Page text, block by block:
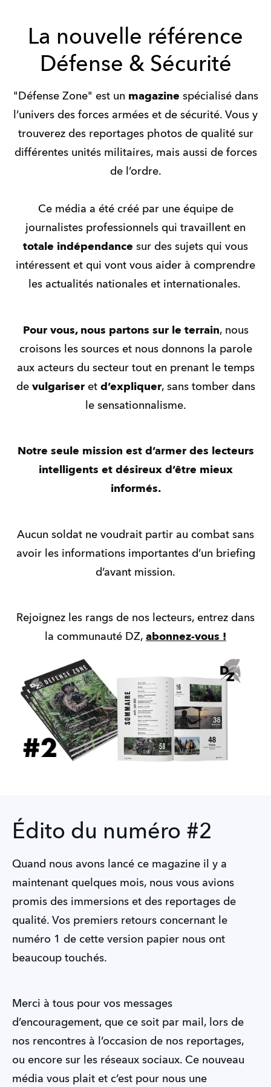
La nouvelle référence
Défense & Sécurité
"Défense Zone" est un magazine spécialisé dans
l’univers des forces armées et de sécurité. Vous y
trouverez des reportages photos de qualité sur
différentes unités militaires, mais aussi de forces
de l’ordre.
Ce média a été créé par une équipe de
journalistes professionnels qui travaillent en
totale indépendance sur des sujets qui vous
intéressent et qui vont vous aider à comprendre
les actualités nationales et internationales.
Pour vous, nous partons sur le terrain, nous
croisons les sources et nous donnons la parole
aux acteurs du secteur tout en prenant le temps
de vulgariseret d’expliquer, sans tomber dans
le sensationnalisme.
Notre seule mission est d’armer des lecteurs
intelligents et désireux d’être mieux
informés.
Aucun soldat ne voudrait partir au combat sans
avoir les informations importantes d’un briefing
d’avant mission.
Rejoignez les rangs de nos lecteurs, entrez dans
la communauté DZ, abonnez-vous !
Édito du numéro #2
Quand nous avons lancé ce magazine il y a
maintenant quelques mois, nous vous avions
promis des immersions et des reportages de
qualité. Vos premiers retours concernant le
numéro 1 de cette version papier nous ont
beaucoup touchés.
Merci à tous pour vos messages
d’encouragement, que ce soit par mail, lors de
nos rencontres à l’occasion de nos reportages,
ou encore sur les réseaux sociaux. Ce nouveau
média vous plait et c’est pour nous une